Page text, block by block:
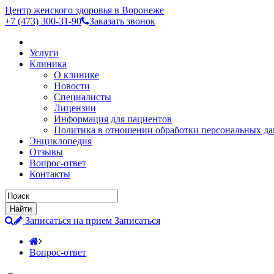
Центр женского здоровья в Воронеже
+7 (473) 300-31-90 Заказать звонок
Услуги
Клиника
О клинике
Новости
Специалисты
Лицензии
Информация для пациентов
Политика в отношении обработки персональных
Энциклопедия
Отзывы
Вопрос-ответ
Контакты
Записаться на прием Записаться
Вопрос-ответ